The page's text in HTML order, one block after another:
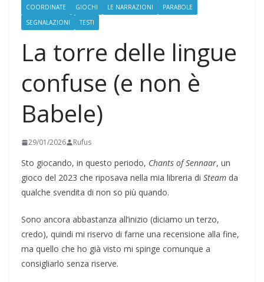
COORDINATE GIOCHI LE NARRAZIONI
PARABOLE
SEGNALAZIONI
TESTI
La torre delle lingue
confuse (e non è
Babele)
29/01/2026 Rufus
Sto giocando, in questo periodo, Chants of Sennaar, un
gioco del 2023 che riposava nella mia libreria di Steam da
qualche svendita di non so più quando.
Sono ancora abbastanza all’inizio (diciamo un terzo,
credo), quindi mi riservo di farne una recensione alla fine,
ma quello che ho già visto mi spinge comunque a
consigliarlo senza riserve.